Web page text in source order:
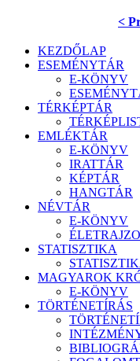
<
KEZDŐLAP
ESEMÉNYTÁR
E-KÖNYV
TÉRKÉPTÁR
EMLÉKTÁR
E-KÖNYV
IRATTÁR
KÉPTÁR
HANGTÁR
NÉVTÁR
E-KÖNYV
STATISZTIKA
MAGYAROK
E-KÖNYV
TÖRTÉNETÍRÁS